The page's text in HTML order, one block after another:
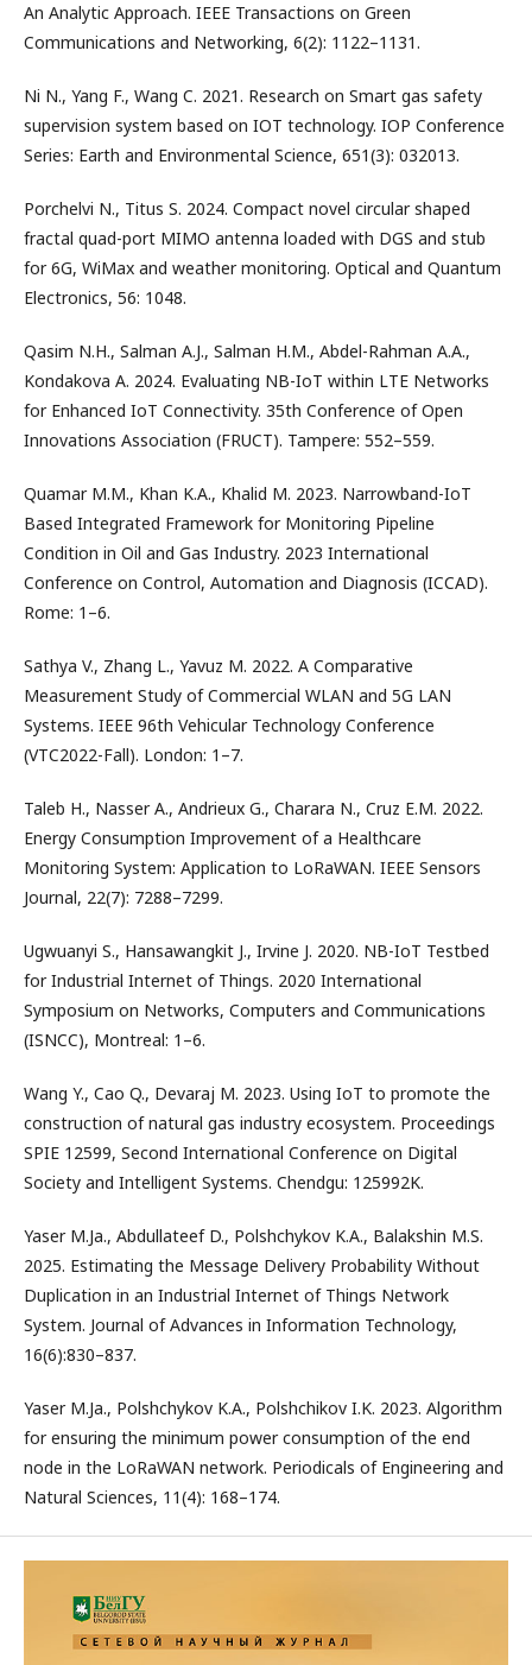
An Analytic Approach. IEEE Transactions on Green
Communications and Networking, 6(2): 1122–1131.
Ni N., Yang F., Wang C. 2021. Research on Smart gas safety
supervision system based on IOT technology. IOP Conference
Series: Earth and Environmental Science, 651(3): 032013.
Porchelvi N., Titus S. 2024. Compact novel circular shaped
fractal quad-port MIMO antenna loaded with DGS and stub
for 6G, WiMax and weather monitoring. Optical and Quantum
Electronics, 56: 1048.
Qasim N.H., Salman A.J., Salman H.M., Abdel-Rahman A.A.,
Kondakova A. 2024. Evaluating NB-IoT within LTE Networks
for Enhanced IoT Connectivity. 35th Conference of Open
Innovations Association (FRUCT). Tampere: 552–559.
Quamar M.M., Khan K.A., Khalid M. 2023. Narrowband-IoT
Based Integrated Framework for Monitoring Pipeline
Condition in Oil and Gas Industry. 2023 International
Conference on Control, Automation and Diagnosis (ICCAD).
Rome: 1–6.
Sathya V., Zhang L., Yavuz M. 2022. A Comparative
Measurement Study of Commercial WLAN and 5G LAN
Systems. IEEE 96th Vehicular Technology Conference
(VTC2022-Fall). London: 1–7.
Taleb H., Nasser A., Andrieux G., Charara N., Cruz E.M. 2022.
Energy Consumption Improvement of a Healthcare
Monitoring System: Application to LoRaWAN. IEEE Sensors
Journal, 22(7): 7288–7299.
Ugwuanyi S., Hansawangkit J., Irvine J. 2020. NB-IoT Testbed
for Industrial Internet of Things. 2020 International
Symposium on Networks, Computers and Communications
(ISNCC), Montreal: 1–6.
Wang Y., Cao Q., Devaraj M. 2023. Using IoT to promote the
construction of natural gas industry ecosystem. Proceedings
SPIE 12599, Second International Conference on Digital
Society and Intelligent Systems. Chendgu: 125992K.
Yaser M.Ja., Abdullateef D., Polshchykov K.A., Balakshin M.S.
2025. Estimating the Message Delivery Probability Without
Duplication in an Industrial Internet of Things Network
System. Journal of Advances in Information Technology,
16(6):830–837.
Yaser M.Ja., Polshchykov K.A., Polshchikov I.K. 2023. Algorithm
for ensuring the minimum power consumption of the end
node in the LoRaWAN network. Periodicals of Engineering and
Natural Sciences, 11(4): 168–174.